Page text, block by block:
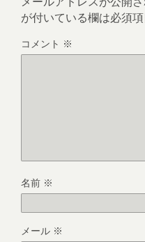
が付いている欄は必須
コメント ※
名前 ※
メール ※